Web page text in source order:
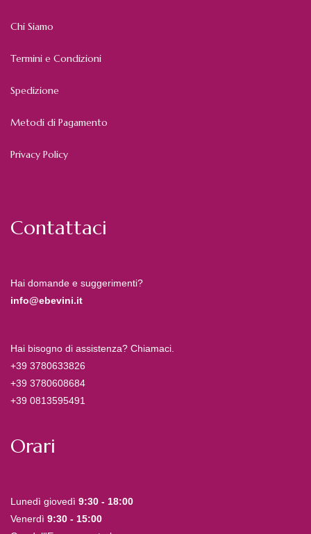
Chi Siamo
Termini e Condizioni
Spedizione
Metodi di Pagamento
Privacy Policy
Contattaci
Hai domande e suggerimenti?
info@ebevini.it
Hai bisogno di assistenza? Chiamaci.
+39 3780633826
+39 3780608684
+39 0813595491
Orari
Lunedì giovedì 9:30 - 18:00
Venerdì 9:30 - 15:00